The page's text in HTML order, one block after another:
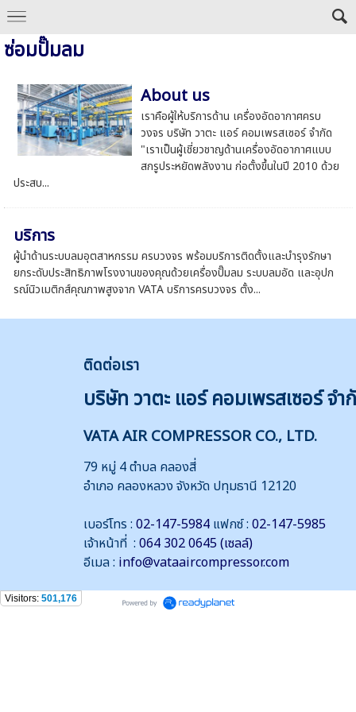
ซ่อมปั๊มลม
About us
เราคือผู้ให้บริการด้าน เครื่องอัดอากาศครบ
วงจร บริษัท วาตะ แอร์ คอมเพรสเซอร์ จํากัด
"เราเป็นผู้เชี่ยวชาญด้านเครื่องอัดอากาศแบบ
สกรูประหยัดพลังงาน ก่อตั้งขึ้นในปี 2010 ด้วย
ประสบ...
บริการ
ผู้นำด้านระบบลมอุตสาหกรรม ครบวงจร พร้อมบริการติดตั้งและบำรุงรักษา
ยกระดับประสิทธิภาพโรงงานของคุณด้วยเครื่องปั๊มลม ระบบลมอัด และอุปก
รณ์นิวเมติกส์คุณภาพสูงจาก VATA บริการครบวงจร ตั้ง...
ติดต่อเรา
บริษัท วาตะ แอร์ คอมเพรสเซอร์ จำ
VATA AIR COMPRESSOR CO., LTD.
79 หมู่ 4 ตำบล คลองสี่
อำเภอ คลองหลวง จังหวัด ปทุมธานี 12120
เบอร์โทร : 02-147-5984 แฟกซ์ : 02-147-5985
เจ้าหน้าที่ : 064 302 0645 (เซลล์)
อีเมล : info@vataaircompressor.com
Visitors: 501,176